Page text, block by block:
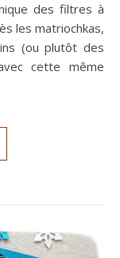
les matriochkas,
(ou plutôt des
cette même